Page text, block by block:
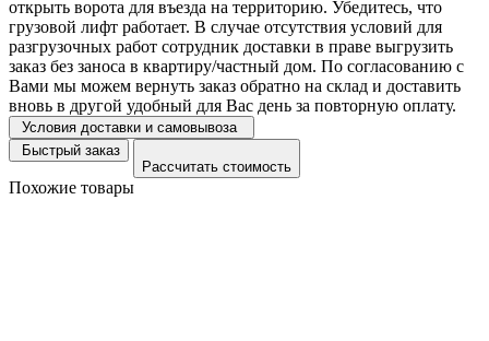
открыть ворота для въезда на территорию. Убедитесь, что
грузовой лифт работает. В случае отсутствия условий для
разгрузочных работ сотрудник доставки в праве выгрузить
заказ без заноса в квартиру/частный дом. По согласованию с
Вами мы можем вернуть заказ обратно на склад и доставить
вновь в другой удобный для Вас день за повторную оплату.
Условия доставки и самовывоза
Быстрый заказ
Рассчитать стоимость
Похожие товары